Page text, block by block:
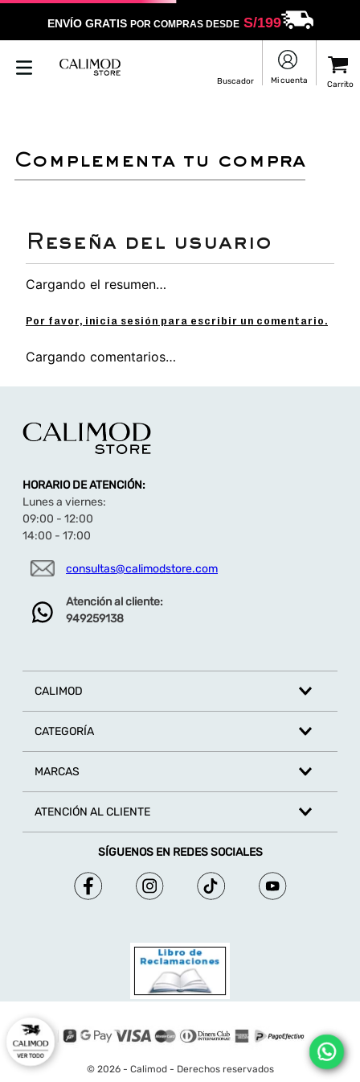
ENVÍO GRATIS POR COMPRAS DESDES/199
complementa tu compra
Cargando el resumen…
Por favor, inicia sesión para escribir un comentario.
Cargando comentarios…
HORARIO DE ATENCIÓN:
Lunes a viernes:
09:00 - 12:00
14:00 - 17:00
consultas@calimodstore.com
Atención al cliente:
949259138
CALIMOD
CATEGORÍA
MARCAS
ATENCIÓN AL CLIENTE
SÍGUENOS EN REDES SOCIALES
© 2026 - Calimod - Derechos reservados